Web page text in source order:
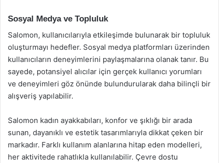
Sosyal Medya ve Topluluk
Salomon, kullanıcılarıyla etkileşimde bulunarak bir topluluk
oluşturmayı hedefler. Sosyal medya platformları üzerinden
kullanıcıların deneyimlerini paylaşmalarına olanak tanır. Bu
sayede, potansiyel alıcılar için gerçek kullanıcı yorumları
ve deneyimleri göz önünde bulundurularak daha bilinçli bir
alışveriş yapılabilir.
Salomon kadın ayakkabıları, konfor ve şıklığı bir arada
sunan, dayanıklı ve estetik tasarımlarıyla dikkat çeken bir
markadır. Farklı kullanım alanlarına hitap eden modelleri,
her aktivitede rahatlıkla kullanılabilir. Çevre dostu